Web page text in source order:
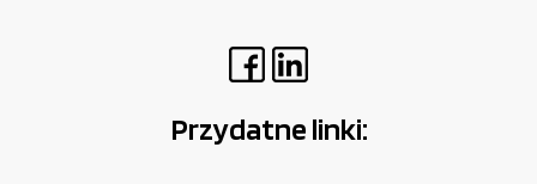
Przydatne linki: